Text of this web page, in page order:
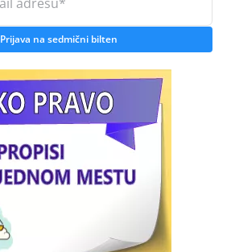
Prijava na sedmični bilten